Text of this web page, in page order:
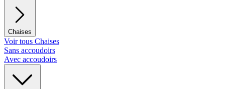
Chaises
Voir tous Chaises
Sans accoudoirs
Avec accoudoirs